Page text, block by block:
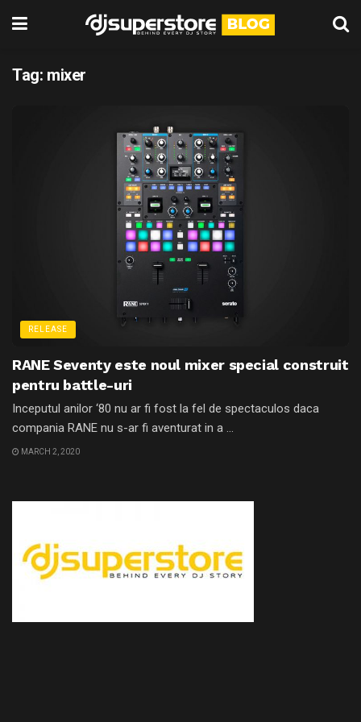
Tag: mixer
RELEASE
RANE Seventy este noul mixer special construit
pentru battle-uri
Inceputul anilor ‘80 nu ar fi fost la fel de spectaculos daca
compania RANE nu s-ar fi aventurat in a ...
MARCH 2, 2020